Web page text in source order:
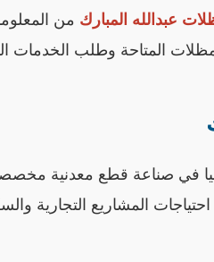
عبدالله المبارك من
المتاحة وطلب الخدمات
في صناعة قطع معدنية
المشاريع التجارية